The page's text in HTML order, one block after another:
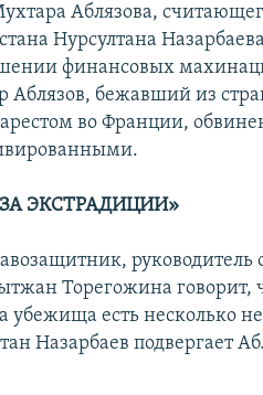
Аблязова,
Нурсултана
финансовых
Аблязов, бежавший из
во Франции,
ЭКСТРАДИЦИИ»
Торегожина
убежища есть несколько
Назарбаев подвергает